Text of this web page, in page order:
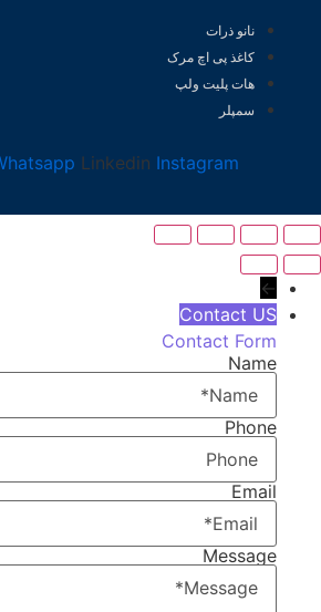
نانو ذرات
کاغذ پی اچ مرک
هات پلیت ولپ
سمپلر
Whatsapp Linkedin Instagram
←
Contact US
Contact Form
Name
Phone
Email
Message